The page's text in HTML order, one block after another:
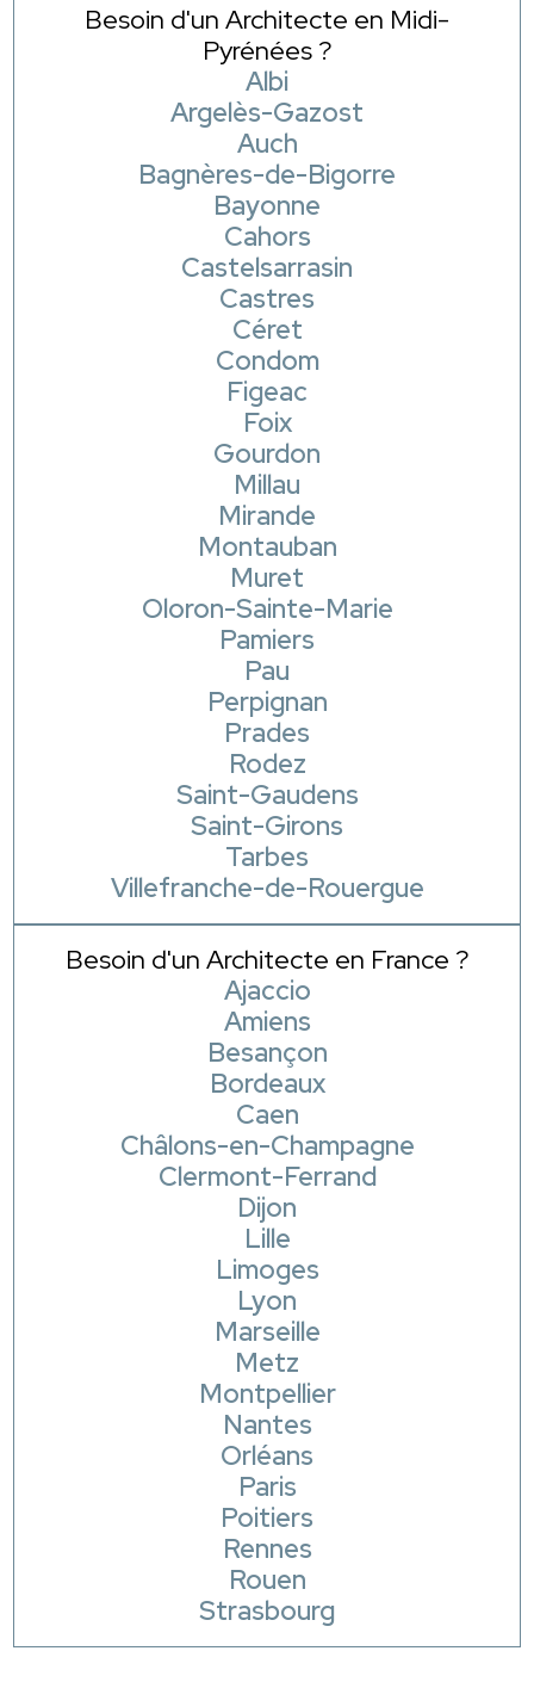
Besoin d'un Architecte en Midi-
Pyrénées ?
Albi
Argelès-Gazost
Auch
Bagnères-de-Bigorre
Bayonne
Cahors
Castelsarrasin
Castres
Céret
Condom
Figeac
Foix
Gourdon
Millau
Mirande
Montauban
Muret
Oloron-Sainte-Marie
Pamiers
Pau
Perpignan
Prades
Rodez
Saint-Gaudens
Saint-Girons
Tarbes
Villefranche-de-Rouergue
Besoin d'un Architecte en France ?
Ajaccio
Amiens
Besançon
Bordeaux
Caen
Châlons-en-Champagne
Clermont-Ferrand
Dijon
Lille
Limoges
Lyon
Marseille
Metz
Montpellier
Nantes
Orléans
Paris
Poitiers
Rennes
Rouen
Strasbourg